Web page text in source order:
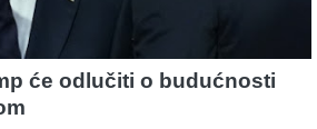
će odlučiti o budućnosti